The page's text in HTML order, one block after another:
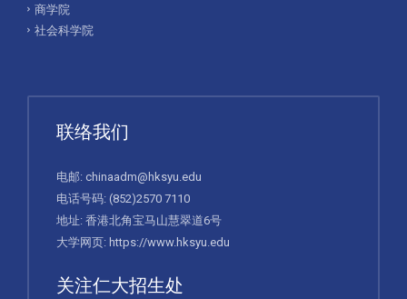
商学院
社会科学院
联络我们
电邮: chinaadm@hksyu.edu
电话号码: (852)2570 7110
地址: 香港北角宝马山慧翠道6号
大学网页: https://www.hksyu.edu
关注仁大招生处